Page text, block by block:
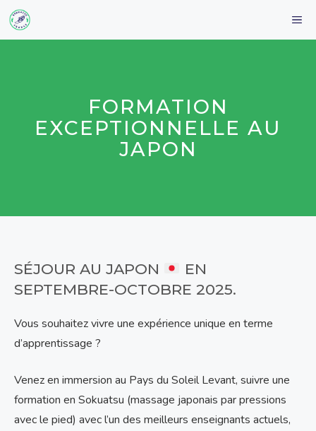
Aller
au
FORMATION
EXCEPTIONNELLE AU
JAPON
SÉJOUR AU JAPON
EN
SEPTEMBRE-OCTOBRE 2025.
Vous souhaitez vivre une expérience unique en terme
d’apprentissage ?
Venez en immersion au Pays du Soleil Levant, suivre une
formation en Sokuatsu (massage japonais par pressions
avec le pied) avec l’un des meilleurs enseignants actuels,